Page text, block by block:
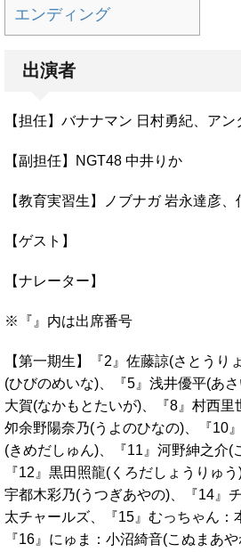
エンディング
出演者
【担任】バナナマン 日村勇紀、ア
【副担任】NGT48 中井りか
【教育実習生】ノブナガ 岩永達彦
【ゲスト】
【ナレーター】
※『』内は出席番号
【第一期生】『2』佐藤諒(さとうり
(ひびのめいな)、『5』浅井優平(あ
大賀(なかもとたいが)、『8』村西里
夘余野陽奈乃(うよのひなの)、『10
(きめだしゅん)、『11』河野紳之介(
『12』黒田照龍(くろだしょうりゅ
宇都木彩乃(うつぎあやの)、『14』
太チャールズ、『15』むっちゃん：
『16』にゅま：小沼綺音(こぬまあ